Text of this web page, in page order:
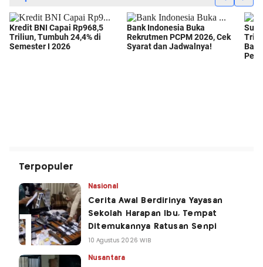
Terpopuler
Nasional
Cerita Awal Berdirinya Yayasan
Sekolah Harapan Ibu, Tempat
Ditemukannya Ratusan Senpi
10 Agustus 2026 WIB
Nusantara